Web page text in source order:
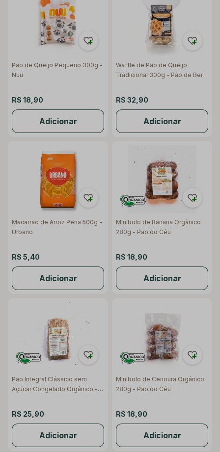
Pão de Queijo Pequeno 300g -
Nuu
R$ 18,90
Adicionar
Waffle de Pão de Queijo
Tradicional 300g - Pão de Beijo
R$ 32,90
Adicionar
Macarrão de Arroz Pena 500g -
Urbano
R$ 5,40
Adicionar
Minibolo de Banana Orgânico
280g - Pão do Céu
R$ 18,90
Adicionar
Pão Integral Clássico sem
Açúcar Congelado Orgânico -
R$ 25,90
Adicionar
Minibolo de Cenoura Orgânico
280g - Pão do Céu
R$ 18,90
Adicionar